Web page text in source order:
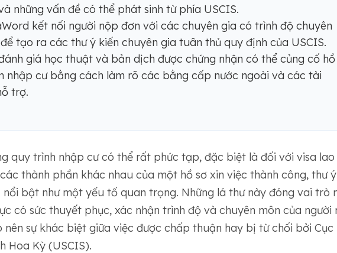
những vấn đề có thể phát sinh từ phía USCIS.
kết nối người nộp đơn với các chuyên gia có trình độ chuyên
tạo ra các thư ý kiến ​​chuyên gia tuân thủ quy định của USCIS.
giá học thuật và bản dịch được chứng nhận có thể củng cố hồ
nhập cư bằng cách làm rõ các bằng cấp nước ngoài và các tài
trợ.
quy trình nhập cư có thể rất phức tạp, đặc biệt là đối với visa lao
thành phần khác nhau của một hồ sơ xin việc thành công, thư ý
nổi bật như một yếu tố quan trọng. Những lá thư này đóng vai trò
có sức thuyết phục, xác nhận trình độ và chuyên môn của người
nên sự khác biệt giữa việc được chấp thuận hay bị từ chối bởi Cục
Hoa Kỳ (USCIS).